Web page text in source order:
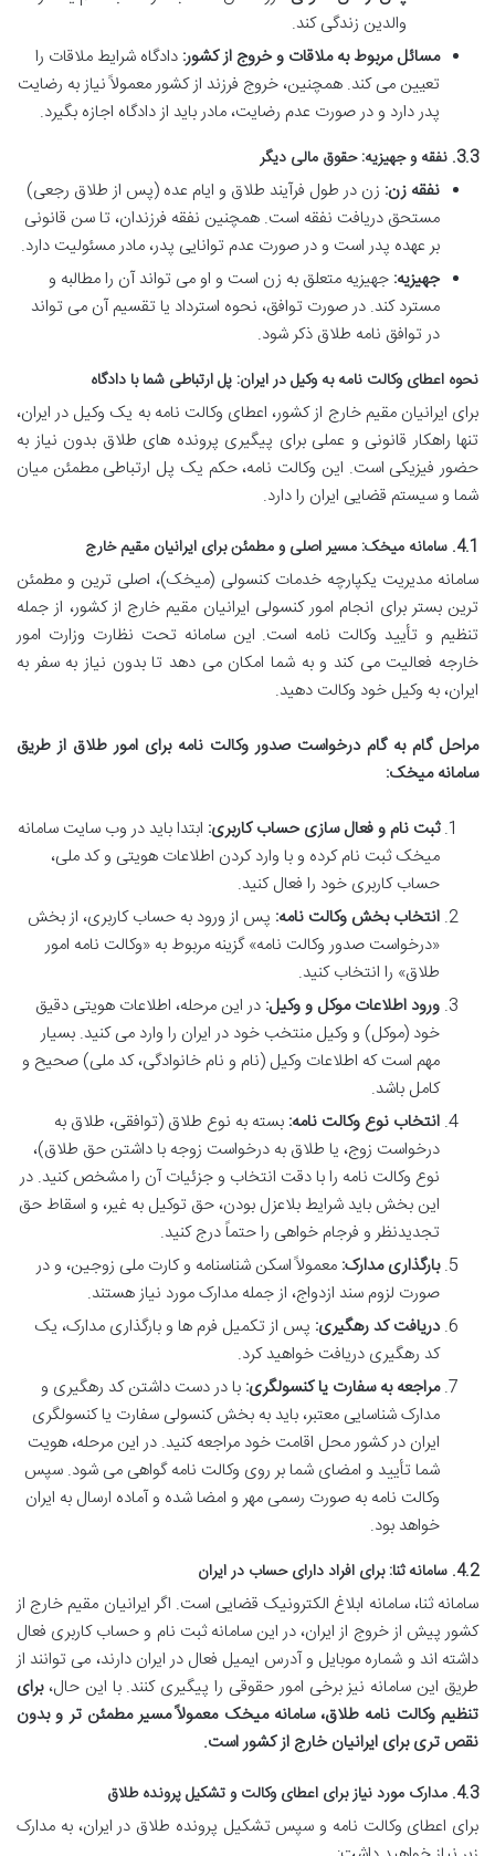
والدین زندگی کند.
مسائل مربوط به ملاقات و خروج از کشور: دادگاه شرایط ملاقات را
تعیین می کند. همچنین، خروج فرزند از کشور معمولاً نیاز به رضایت
پدر دارد و در صورت عدم رضایت، مادر باید از دادگاه اجازه بگیرد.
3.3. نفقه و جهیزیه: حقوق مالی دیگر
نفقه زن: زن در طول فرآیند طلاق و ایام عده (پس از طلاق رجعی)
مستحق دریافت نفقه است. همچنین نفقه فرزندان، تا سن قانونی
بر عهده پدر است و در صورت عدم توانایی پدر، مادر مسئولیت دارد.
جهیزیه: جهیزیه متعلق به زن است و او می تواند آن را مطالبه و
مسترد کند. در صورت توافق، نحوه استرداد یا تقسیم آن می تواند
در توافق نامه طلاق ذکر شود.
نحوه اعطای وکالت نامه به وکیل در ایران: پل ارتباطی شما با دادگاه
برای ایرانیان مقیم خارج از کشور، اعطای وکالت نامه به یک وکیل در ایران،
تنها راهکار قانونی و عملی برای پیگیری پرونده های طلاق بدون نیاز به
حضور فیزیکی است. این وکالت نامه، حکم یک پل ارتباطی مطمئن میان
شما و سیستم قضایی ایران را دارد.
4.1. سامانه میخک: مسیر اصلی و مطمئن برای ایرانیان مقیم خارج
سامانه مدیریت یکپارچه خدمات کنسولی (میخک)، اصلی ترین و مطمئن
ترین بستر برای انجام امور کنسولی ایرانیان مقیم خارج از کشور، از جمله
تنظیم و تأیید وکالت نامه است. این سامانه تحت نظارت وزارت امور
خارجه فعالیت می کند و به شما امکان می دهد تا بدون نیاز به سفر به
ایران، به وکیل خود وکالت دهید.
مراحل گام به گام درخواست صدور وکالت نامه برای امور طلاق از طریق
سامانه میخک:
ثبت نام و فعال سازی حساب کاربری: ابتدا باید در وب سایت سامانه
میخک ثبت نام کرده و با وارد کردن اطلاعات هویتی و کد ملی،
حساب کاربری خود را فعال کنید.
انتخاب بخش وکالت نامه: پس از ورود به حساب کاربری، از بخش
«درخواست صدور وکالت نامه» گزینه مربوط به «وکالت نامه امور
طلاق» را انتخاب کنید.
ورود اطلاعات موکل و وکیل: در این مرحله، اطلاعات هویتی دقیق
خود (موکل) و وکیل منتخب خود در ایران را وارد می کنید. بسیار
مهم است که اطلاعات وکیل (نام و نام خانوادگی، کد ملی) صحیح و
کامل باشد.
انتخاب نوع وکالت نامه: بسته به نوع طلاق (توافقی، طلاق به
درخواست زوج، یا طلاق به درخواست زوجه با داشتن حق طلاق)،
نوع وکالت نامه را با دقت انتخاب و جزئیات آن را مشخص کنید. در
این بخش باید شرایط بلاعزل بودن، حق توکیل به غیر، و اسقاط حق
تجدیدنظر و فرجام خواهی را حتماً درج کنید.
بارگذاری مدارک: معمولاً اسکن شناسنامه و کارت ملی زوجین، و در
صورت لزوم سند ازدواج، از جمله مدارک مورد نیاز هستند.
دریافت کد رهگیری: پس از تکمیل فرم ها و بارگذاری مدارک، یک
کد رهگیری دریافت خواهید کرد.
مراجعه به سفارت یا کنسولگری: با در دست داشتن کد رهگیری و
مدارک شناسایی معتبر، باید به بخش کنسولی سفارت یا کنسولگری
ایران در کشور محل اقامت خود مراجعه کنید. در این مرحله، هویت
شما تأیید و امضای شما بر روی وکالت نامه گواهی می شود. سپس
وکالت نامه به صورت رسمی مهر و امضا شده و آماده ارسال به ایران
خواهد بود.
4.2. سامانه ثنا: برای افراد دارای حساب در ایران
سامانه ثنا، سامانه ابلاغ الکترونیک قضایی است. اگر ایرانیان مقیم خارج از
کشور پیش از خروج از ایران، در این سامانه ثبت نام و حساب کاربری فعال
داشته اند و شماره موبایل و آدرس ایمیل فعال در ایران دارند، می توانند از
طریق این سامانه نیز برخی امور حقوقی را پیگیری کنند. با این حال،برای
تنظیم وکالت نامه طلاق، سامانه میخک معمولاً مسیر مطمئن تر و بدون
نقص تری برای ایرانیان خارج از کشور است.
4.3. مدارک مورد نیاز برای اعطای وکالت و تشکیل پرونده طلاق
برای اعطای وکالت نامه و سپس تشکیل پرونده طلاق در ایران، به مدارک